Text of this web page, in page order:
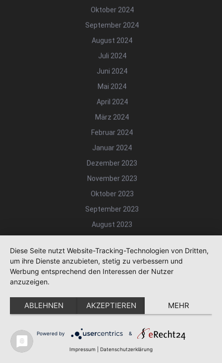
Oktober 2024
September 2024
August 2024
Juli 2024
Juni 2024
Mai 2024
April 2024
März 2024
Februar 2024
Januar 2024
Dezember 2023
November 2023
Oktober 2023
September 2023
August 2023
Juni 2023
Mai 2023
März 2023
Februar 2023
Januar 2023
Dezember 2022
Diese Seite nutzt Website-Tracking-Technologien von Dritten,
um ihre Dienste anzubieten, stetig zu verbessern und
Werbung entsprechend den Interessen der Nutzer
anzuzeigen.
ABLEHNEN AKZEPTIEREN MEHR
Powered by &
Impressum Datenschutzerklärung